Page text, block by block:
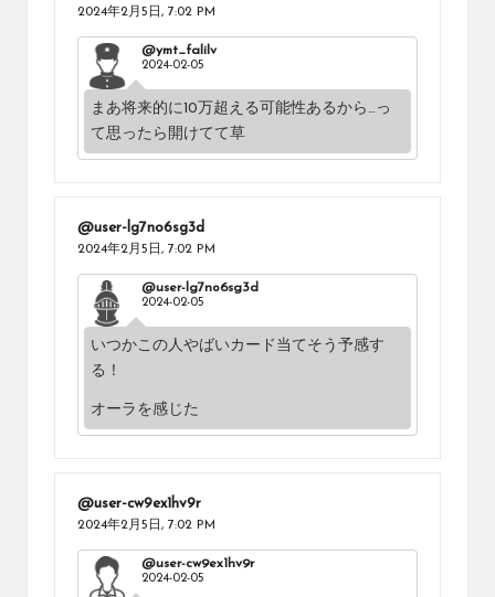
2024年2月5日, 7:02 PM
@ymt_falilv
2024-02-05
まあ将来的に10万超える可能性あるから…っ
て思ったら開けてて草
@user-lg7no6sg3d
2024年2月5日, 7:02 PM
@user-lg7no6sg3d
2024-02-05
いつかこの人やばいカード当てそう予感す
る！
オーラを感じた
@user-cw9ex1hv9r
2024年2月5日, 7:02 PM
@user-cw9ex1hv9r
2024-02-05